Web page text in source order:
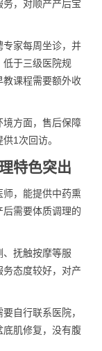
，对顺产产后宝
专家每周坐诊，并
于三级医院规
教课程需要额外收
境方面，售后保障
1次回访。
特色突出
师，能提供中药熏
需要体质调理的
抚触按摩等服
态度较好，对产
自行联系医院，
底肌修复，没有腹